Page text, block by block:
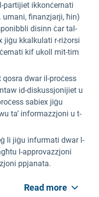
partijiet ikkonċernati
umani, finanzjarji, ħin)
disinn ċar tal-
jiġu kkalkulati r-riżorsi
kif ukoll mit-tim
dwar il-proċess
id-diskussjonijiet u
sabiex jiġu
ta’ informazzjoni u t-
li jiġu infurmati dwar l-
l-approvazzjoni
ppjanata.
Read more